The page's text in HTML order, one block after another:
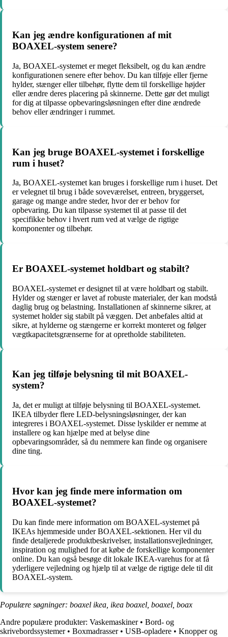
Kan jeg ændre konfigurationen af mit
BOAXEL-system senere?
Ja, BOAXEL-systemet er meget fleksibelt, og du kan ændre
konfigurationen senere efter behov. Du kan tilføje eller fjerne
hylder, stænger eller tilbehør, flytte dem til forskellige højder
eller ændre deres placering på skinnerne. Dette gør det muligt
for dig at tilpasse opbevaringsløsningen efter dine ændrede
behov eller ændringer i rummet.
Kan jeg bruge BOAXEL-systemet i forskellige
rum i huset?
Ja, BOAXEL-systemet kan bruges i forskellige rum i huset. Det
er velegnet til brug i både soveværelset, entreen, bryggerset,
garage og mange andre steder, hvor der er behov for
opbevaring. Du kan tilpasse systemet til at passe til det
specifikke behov i hvert rum ved at vælge de rigtige
komponenter og tilbehør.
Er BOAXEL-systemet holdbart og stabilt?
BOAXEL-systemet er designet til at være holdbart og stabilt.
Hylder og stænger er lavet af robuste materialer, der kan modstå
daglig brug og belastning. Installationen af skinnerne sikrer, at
systemet holder sig stabilt på væggen. Det anbefales altid at
sikre, at hylderne og stængerne er korrekt monteret og følger
vægtkapacitetsgrænserne for at opretholde stabiliteten.
Kan jeg tilføje belysning til mit BOAXEL-
system?
Ja, det er muligt at tilføje belysning til BOAXEL-systemet.
IKEA tilbyder flere LED-belysningsløsninger, der kan
integreres i BOAXEL-systemet. Disse lyskilder er nemme at
installere og kan hjælpe med at belyse dine
opbevaringsområder, så du nemmere kan finde og organisere
dine ting.
Hvor kan jeg finde mere information om
BOAXEL-systemet?
Du kan finde mere information om BOAXEL-systemet på
IKEAs hjemmeside under BOAXEL-sektionen. Her vil du
finde detaljerede produktbeskrivelser, installationsvejledninger,
inspiration og mulighed for at købe de forskellige komponenter
online. Du kan også besøge dit lokale IKEA-varehus for at få
yderligere vejledning og hjælp til at vælge de rigtige dele til dit
BOAXEL-system.
Populære søgninger: boaxel ikea, ikea boaxel, boaxel, boax
Andre populære produkter: Vaskemaskiner• Bord- og
skrivebordssystemer• Boxmadrasser• USB-opladere • Knopper og